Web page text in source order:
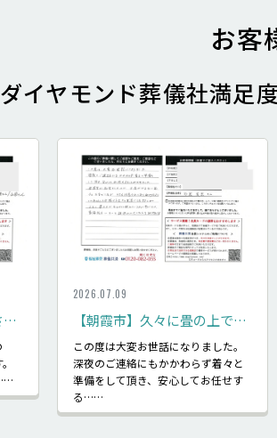
お客
イヤモンド葬儀社満足
【新座市】関わってくださったすべての方々の対応がとてもよかった：家族葬10名 メモリアルルーム新座
2026.07.09
【朝霞市】久々に畳の上で安らかに眠れているように感じた：家族葬10名 メモリアルルーム朝霞
この度は大変お世話になりました。
深夜のご連絡にもかかわらず着々と
準備をして頂き、安心してお任せす
る……